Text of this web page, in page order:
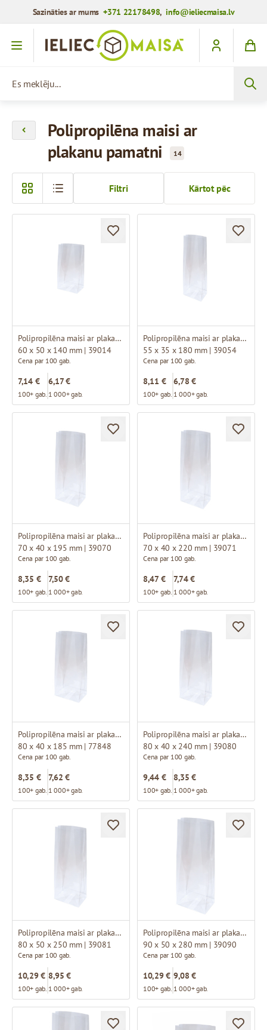
Sazināties ar mums+371 22178498,info@ieliecmaisa.lv
Iet uz saturu
Polipropilēna maisi ar
plakanu pamatni
14
Kārtot pēc
Filtri
Polipropilēna maisi ar plakanu pamatni
60 x 50 x 140 mm | 39014
Cena par 100 gab.
7,14 €
100+ gab.
6,17 €
1 000+ gab.
Polipropilēna maisi ar plakanu pamatni
55 x 35 x 180 mm | 39054
Cena par 100 gab.
8,11 €
100+ gab.
6,78 €
1 000+ gab.
Polipropilēna maisi ar plakanu pamatni
70 x 40 x 195 mm | 39070
Cena par 100 gab.
8,35 €
100+ gab.
7,50 €
1 000+ gab.
Polipropilēna maisi ar plakanu pamatni
70 x 40 x 220 mm | 39071
Cena par 100 gab.
8,47 €
100+ gab.
7,74 €
1 000+ gab.
Polipropilēna maisi ar plakanu pamatni
80 x 40 x 185 mm | 77848
Cena par 100 gab.
8,35 €
100+ gab.
7,62 €
1 000+ gab.
Polipropilēna maisi ar plakanu pamatni
80 x 40 x 240 mm | 39080
Cena par 100 gab.
9,44 €
100+ gab.
8,35 €
1 000+ gab.
Polipropilēna maisi ar plakanu pamatni
80 x 50 x 250 mm | 39081
Cena par 100 gab.
10,29 €
100+ gab.
8,95 €
1 000+ gab.
Polipropilēna maisi ar plakanu pamatni
90 x 50 x 280 mm | 39090
Cena par 100 gab.
10,29 €
100+ gab.
9,08 €
1 000+ gab.